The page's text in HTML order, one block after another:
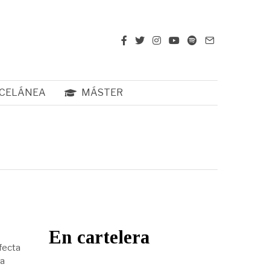
MÁSTER
En cartelera